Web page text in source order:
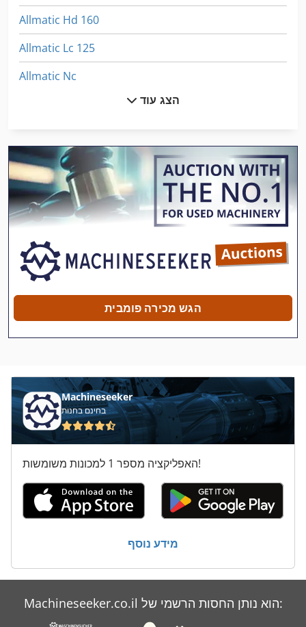
Allmatic Hd 160
Allmatic Lc 125
Allmatic Nc
Dmu 125 P
Dmu 125 P Hi-Dyn
Hilma Nc 125
Hitachi Eh 1100
Hitachi Zx 250 Lcn 3
Jcb Js 130
Jcb Js 200
Jcb Js 220 Lc
Jcb Jz 140
Jungheinrich Etx K 125
New Holland Tm 125
New Holland Ts 125 A
Schaublin 150
Schechtl Uk 125 S
הצג עוד
הגש מכירה פומבית
Machineseeker
בחינם בחנות
האפליקציה מספר 1 למכונות משומשות!
מידע נוסף
Machineseeker.co.il הוא נותן החסות הרשמי של: